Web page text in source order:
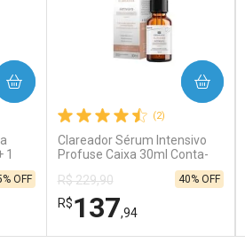
Comprar sem Desconto
Por R$ 26,99/cada
Comprar sem Desconto
Por R$ 26,99/cada
1
OFF
(2)
Clareador Sérum Intensivo
Profuse Caixa 30ml Conta-
R$ 229,90
R$137,94
40% OFF
COMPRAR